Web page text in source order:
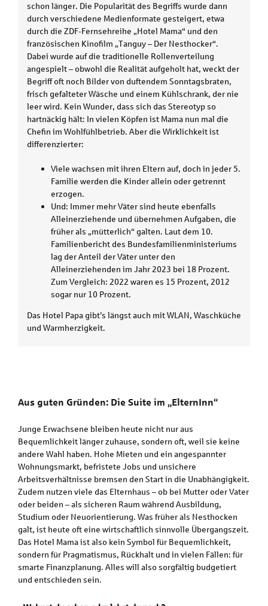
schon länger. Die Popularität des Begriffs wurde dann
durch verschiedene Medienformate gesteigert, etwa
durch die ZDF-Fernsehreihe „Hotel Mama“ und den
französischen Kinofilm „Tanguy – Der Nesthocker“.
Dabei wurde auf die traditionelle Rollenverteilung
angespielt – obwohl die Realität aufgeholt hat, weckt der
Begriff oft noch Bilder von duftendem Sonntagsbraten,
frisch gefalteter Wäsche und einem Kühlschrank, der nie
leer wird. Kein Wunder, dass sich das Stereotyp so
hartnäckig hält: In vielen Köpfen ist Mama nun mal die
Chefin im Wohlfühlbetrieb. Aber die Wirklichkeit ist
differenzierter:
Viele wachsen mit ihren Eltern auf, doch in jeder 5.
Familie werden die Kinder allein oder getrennt
erzogen.
Und: Immer mehr Väter sind heute ebenfalls
Alleinerziehende und übernehmen Aufgaben, die
früher als „mütterlich“ galten. Laut dem 10.
Familienbericht des Bundesfamilienministeriums
lag der Anteil der Väter unter den
Alleinerziehenden im Jahr 2023 bei 18 Prozent.
Zum Vergleich: 2022 waren es 15 Prozent, 2012
sogar nur 10 Prozent.
Das Hotel Papa gibt’s längst auch mit WLAN, Waschküche
und Warmherzigkeit.
Aus guten Gründen: Die Suite im „ElternInn“
Junge Erwachsene bleiben heute nicht nur aus
Bequemlichkeit länger zuhause, sondern oft, weil sie keine
andere Wahl haben. Hohe Mieten und ein angespannter
Wohnungsmarkt, befristete Jobs und unsichere
Arbeitsverhältnisse bremsen den Start in die Unabhängigkeit.
Zudem nutzen viele das Elternhaus – ob bei Mutter oder Vater
oder beiden – als sicheren Raum während Ausbildung,
Studium oder Neuorientierung. Was früher als Nesthocken
galt, ist heute oft eine wirtschaftlich sinnvolle Übergangszeit.
Das Hotel Mama ist also kein Symbol für Bequemlichkeit,
sondern für Pragmatismus, Rückhalt und in vielen Fällen: für
smarte Finanzplanung. Alles will also sorgfältig budgetiert
und entschieden sein.